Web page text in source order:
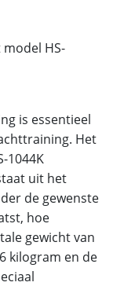
HS-
is essentieel
Het
1044K
uit het
de gewenste
hoe
gewicht van
kilogram en de